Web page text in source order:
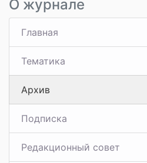
О журнале
Главная
Тематика
Архив
Подписка
Редакционный совет